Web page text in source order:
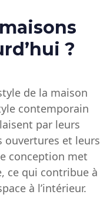
?
de la maison
contemporain
par leurs
ouvertures et leurs
conception met
ce qui contribue à
à l’intérieur.